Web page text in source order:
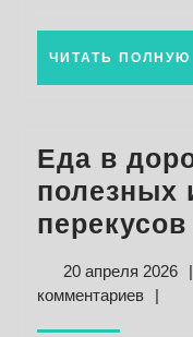
ЧИТАТЬ ПОЛНУЮ
Еда в
полезных
20 апреля 202620|
комментариев
|